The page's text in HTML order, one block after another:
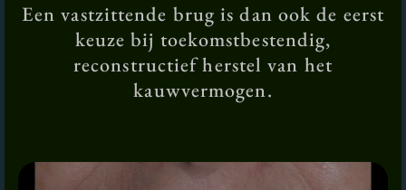
Een vastzittende brug is dan ook de eerst
keuze bij toekomstbestendig,
reconstructief herstel van het
kauwvermogen.